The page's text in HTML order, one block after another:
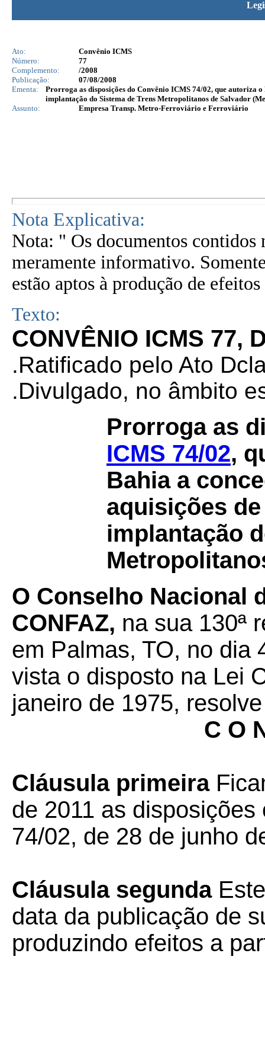
Ato:
Convênio ICMS
Número:
77
Complemento:
/2008
Publicação:
07/08/2008
Ementa:
Prorroga as disposições do Convênio ICMS 74/02, que autoriza
implantação do Sistema de Trens Metropolitanos de Salvador
Assunto:
Empresa Transp. Metro-Ferroviário e Ferroviário
Nota Explicativa:
Nota: " Os documentos contidos
meramente informativo.
estão aptos à produção de
Texto:
CONVÊNIO ICMS 77,
.Ratificado pelo Ato
.Divulgado, no âmbito
Prorroga as
ICMS 74/02,
Bahia a
aquisições
implantação
O Conselho Nacional
CONFAZ, na sua 130ª
em Palmas, TO, no dia
vista o disposto na Lei
janeiro de 1975,
C O
Cláusula primeira
de 2011 as
74/02, de 28 de junho
Cláusula segunda
data da publicação de
produzindo efeitos a